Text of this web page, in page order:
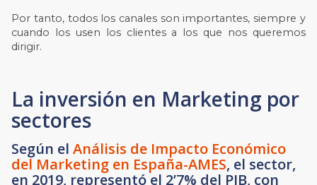
Por tanto, todos los canales son importantes, siempre y
cuando los usen los clientes a los que nos queremos
dirigir.
La inversión en Marketing por
sectores
Según elAnálisis de Impacto Económico
del Marketing en España-AMES, el sector,
en 2019, representó el 2’7% del PIB, con